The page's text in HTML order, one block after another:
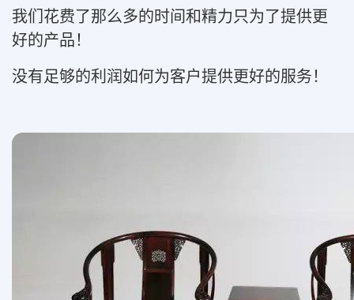
我们花费了那么多的时间和精力只为了提供更
好的产品！
没有足够的利润如何为客户提供更好的服务！